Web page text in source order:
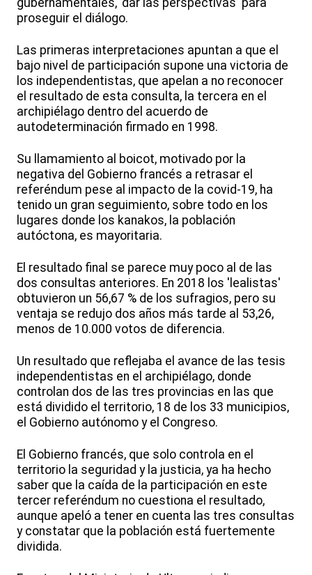
gubernamentales, 'dar las perspectivas' para
proseguir el diálogo.
Las primeras interpretaciones apuntan a que el
bajo nivel de participación supone una victoria de
los independentistas, que apelan a no reconocer
el resultado de esta consulta, la tercera en el
archipiélago dentro del acuerdo de
autodeterminación firmado en 1998.
Su llamamiento al boicot, motivado por la
negativa del Gobierno francés a retrasar el
referéndum pese al impacto de la covid-19, ha
tenido un gran seguimiento, sobre todo en los
lugares donde los kanakos, la población
autóctona, es mayoritaria.
El resultado final se parece muy poco al de las
dos consultas anteriores. En 2018 los 'lealistas'
obtuvieron un 56,67 % de los sufragios, pero su
ventaja se redujo dos años más tarde al 53,26,
menos de 10.000 votos de diferencia.
Un resultado que reflejaba el avance de las tesis
independentistas en el archipiélago, donde
controlan dos de las tres provincias en las que
está dividido el territorio, 18 de los 33 municipios,
el Gobierno autónomo y el Congreso.
El Gobierno francés, que solo controla en el
territorio la seguridad y la justicia, ya ha hecho
saber que la caída de la participación en este
tercer referéndum no cuestiona el resultado,
aunque apeló a tener en cuenta las tres consultas
y constatar que la población está fuertemente
dividida.